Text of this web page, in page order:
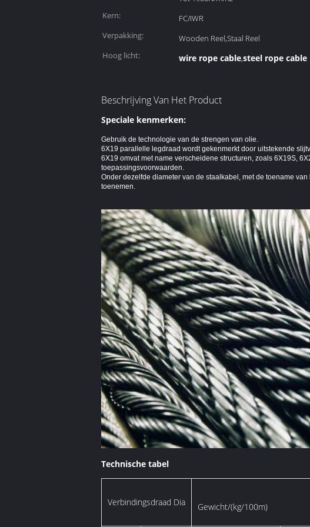
Kern:
FC/IWR
Verpakking:
Wooden Reel,Staal Reel
Hoog licht:
wire rope cable,steel rope cable
Beschrijving Van Het Product
Speciale kenmerken:
Gebruik de technologie van de strengen van olie.
6X19 parallelle legdraad wordt gekenmerkt door uitstekende
6X19 omvat met name verscheidene structuren, zoals 6X19S,
toepassingsvoorwaarden.
Onder dezelfde diameter van de staalkabel, met de toename
toenemen.
Technische tabel
Verbindingsdraad Dia Gewicht/(kg/100m)